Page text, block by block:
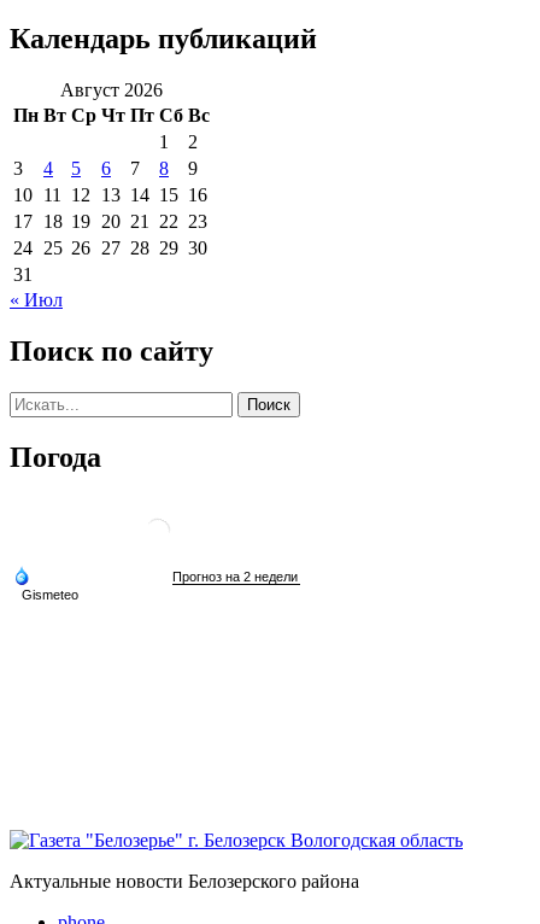
Календарь публикаций
Август 2026
Пн Вт Ср Чт Пт Сб Вс
1
2
3
4 5 6 7 8
9
10 11 12 13 14 15 16
17 18 19 20 21 22 23
24 25 26 27 28 29 30
31
« Июл
Поиск по сайту
Погода
Актуальные новости Белозерского района